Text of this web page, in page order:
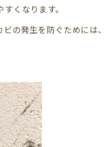
くなります。
の発生を防ぐためには